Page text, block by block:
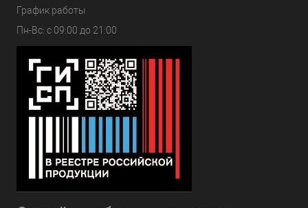
График работы
Пн-Вс: с 09:00 до 21:00